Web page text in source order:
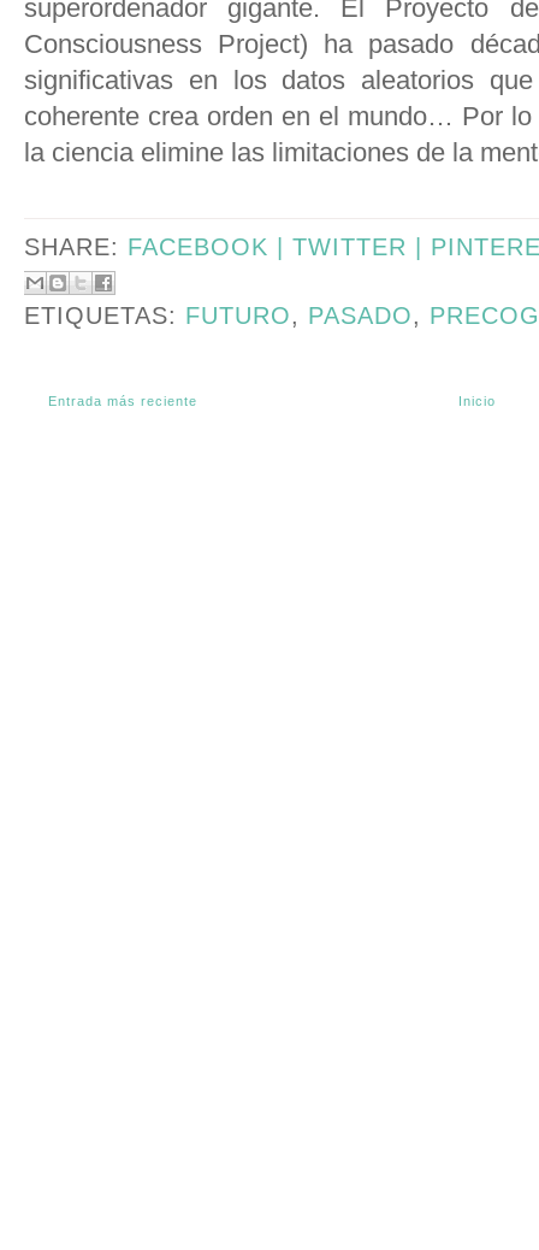
superordenador gigante. El Proyecto
Consciousness Project) ha pasado
significativas en los datos aleatorios
coherente crea orden en el mundo… Por
la ciencia elimine las limitaciones de la
SHARE: FACEBOOK | TWITTER |
ETIQUETAS: FUTURO, PASADO,
Entrada más reciente Inicio